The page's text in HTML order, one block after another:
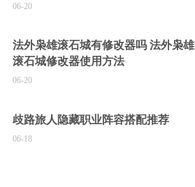
06-20
法外枭雄滚石城有修改器吗 法外枭雄
滚石城修改器使用方法
06-20
歧路旅人隐藏职业阵容搭配推荐
06-18